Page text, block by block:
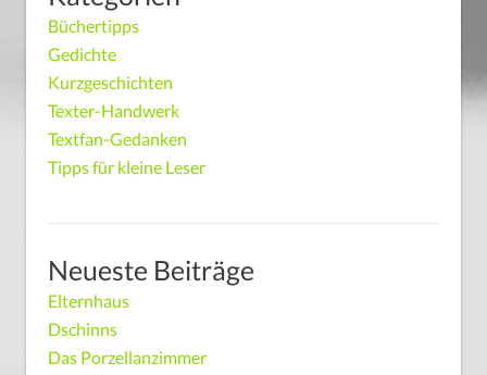
Büchertipps
Gedichte
Kurzgeschichten
Texter-Handwerk
Textfan-Gedanken
Tipps für kleine Leser
Neueste Beiträge
Elternhaus
Dschinns
Das Porzellanzimmer